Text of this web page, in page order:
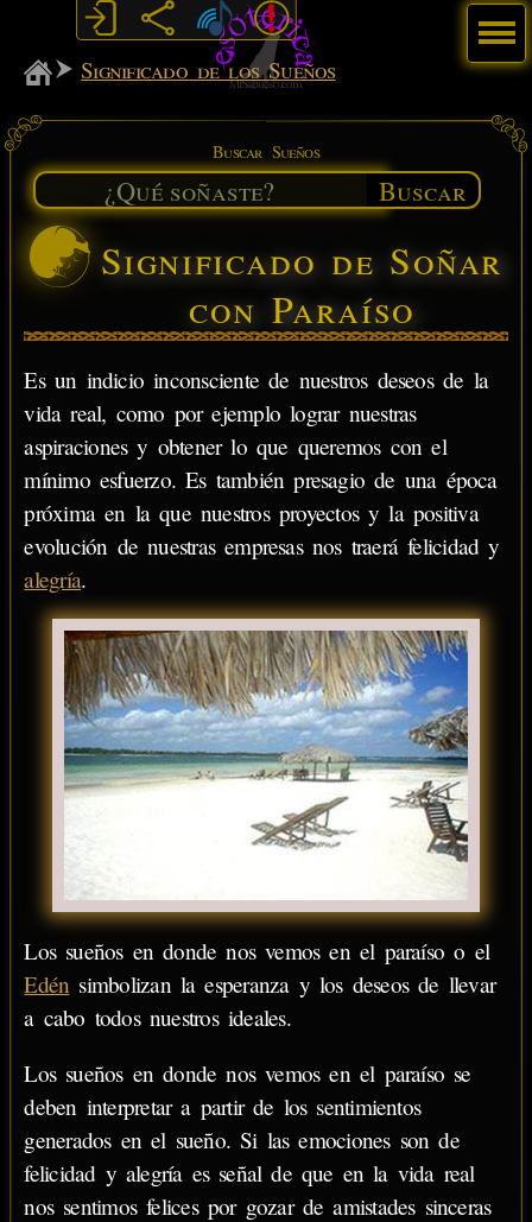
MiSabueso
Significado de los Sueños
Buscar Sueños
Buscar
Significado de Soñar
con Paraíso
Es un indicio inconsciente de nuestros deseos de la
vida real, como por ejemplo lograr nuestras
aspiraciones y obtener lo que queremos con el
mínimo esfuerzo. Es también presagio de una época
próxima en la que nuestros proyectos y la positiva
evolución de nuestras empresas nos traerá felicidad y
alegría.
Los sueños en donde nos vemos en el paraíso o el
Edén simbolizan la esperanza y los deseos de llevar
a cabo todos nuestros ideales.
Los sueños en donde nos vemos en el paraíso se
deben interpretar a partir de los sentimientos
generados en el sueño. Si las emociones son de
felicidad y alegría es señal de que en la vida real
nos sentimos felices por gozar de amistades sinceras
Menú